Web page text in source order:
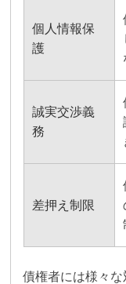
個人情報保
護
誠実交渉義
務
差押え制限
債権者には様々